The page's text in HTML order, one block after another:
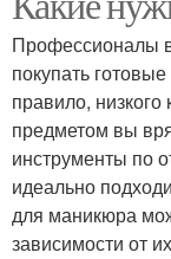
Профессионалы
покупать
правило,
предметом вы
инструменты по
идеально
для маникюра
зависимости от